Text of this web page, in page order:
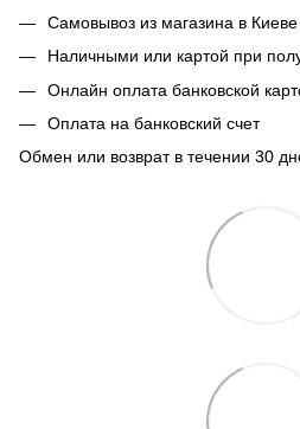
Самовывоз из магазина в Киеве
Наличными или картой при
Онлайн оплата банковской
Оплата на банковский счет
Обмен или возврат в течении 30